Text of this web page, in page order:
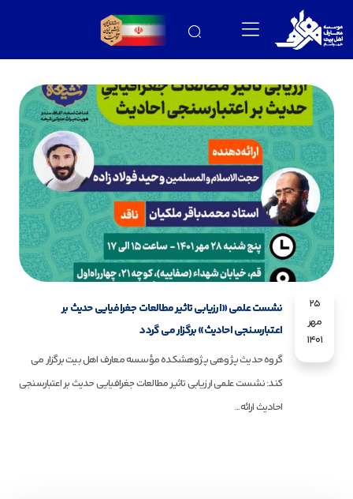
25
مهر
1401
نشست علمی «ارزیابی تاثیر مطالعات جغرافیایی حدیث بر
اعتبارسنجی احادیث» برگزار می گردد
گروه حدیث پژوهی پژوهشکده مؤسسه معارف اهل بیت برگزار می
کند: نشست علمی ارزیابی تاثیر مطالعات جغرافیایی حدیث بر اعتبارسنجی
احادیث ارائه...